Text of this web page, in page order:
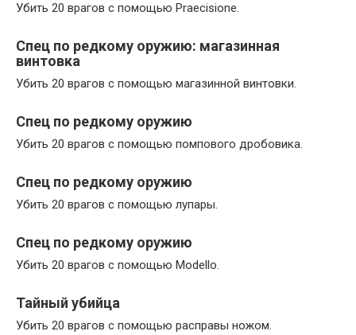
Убить 20 врагов с помощью Praecisione.
Спец по редкому оружию: магазинная
винтовка
Убить 20 врагов с помощью магазинной винтовки.
Спец по редкому оружию
Убить 20 врагов с помощью помпового дробовика.
Спец по редкому оружию
Убить 20 врагов с помощью лупары.
Спец по редкому оружию
Убить 20 врагов с помощью Modello.
Тайный убийца
Убить 20 врагов с помощью расправы ножом.